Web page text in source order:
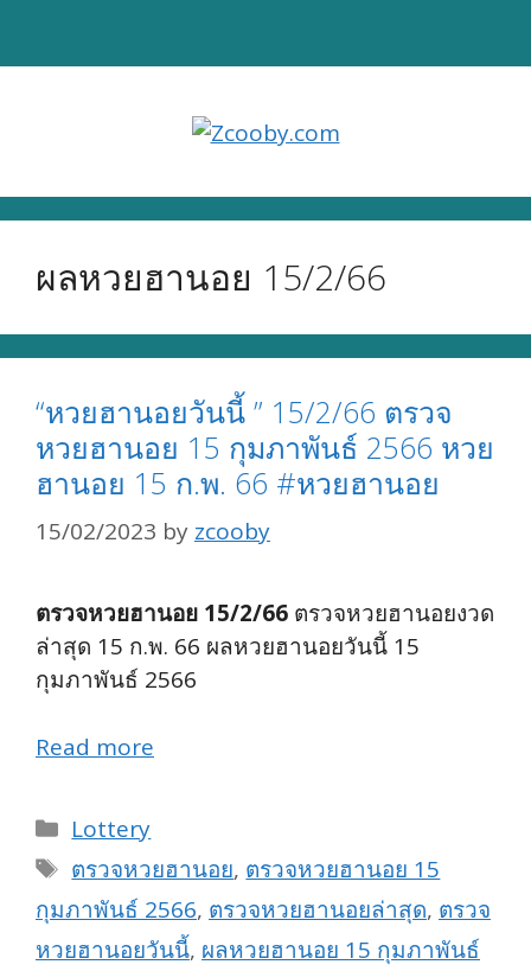
ผลหวยฮานอย 15/2/66
“หวยฮานอยวันนี้ ” 15/2/66 ตรวจ
หวยฮานอย 15 กุมภาพันธ์ 2566 หวย
ฮานอย 15 ก.พ. 66 #หวยฮานอย
15/02/2023 by zcooby
ตรวจหวยฮานอย 15/2/66 ตรวจหวยฮานอยงวด
ล่าสุด 15 ก.พ. 66 ผลหวยฮานอยวันนี้ 15
กุมภาพันธ์ 2566
Read more
Categories
Lottery
Tags
ตรวจหวยฮานอย, ตรวจหวยฮานอย 15
กุมภาพันธ์ 2566, ตรวจหวยฮานอยล่าสุด, ตรวจ
หวยฮานอยวันนี้, ผลหวยฮานอย 15 กุมภาพันธ์